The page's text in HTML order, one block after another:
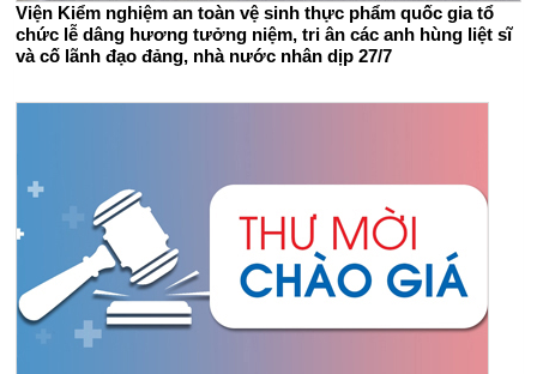
Viện Kiểm nghiệm an toàn vệ sinh thực phẩm quốc gia tổ
chức lễ dâng hương tưởng niệm, tri ân các anh hùng liệt sĩ
và cố lãnh đạo đảng, nhà nước nhân dịp 27/7